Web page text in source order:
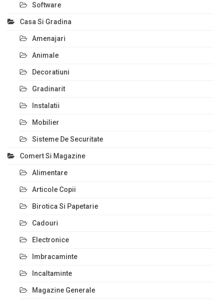
Software
Casa Si Gradina
Amenajari
Animale
Decoratiuni
Gradinarit
Instalatii
Mobilier
Sisteme De Securitate
Comert Si Magazine
Alimentare
Articole Copii
Birotica Si Papetarie
Cadouri
Electronice
Imbracaminte
Incaltaminte
Magazine Generale